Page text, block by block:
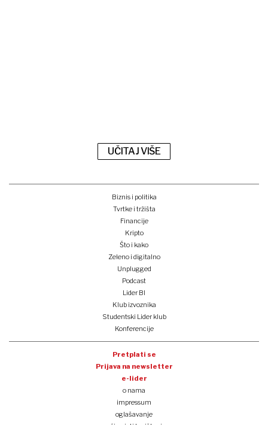
UČITAJ VIŠE
Biznis i politika
Tvrtke i tržišta
Financije
Kripto
Što i kako
Zeleno i digitalno
Unplugged
Podcast
Lider BI
Klub izvoznika
Studentski Lider klub
Konferencije
Pretplati se
Prijava na newsletter
e-lider
o nama
impressum
oglašavanje